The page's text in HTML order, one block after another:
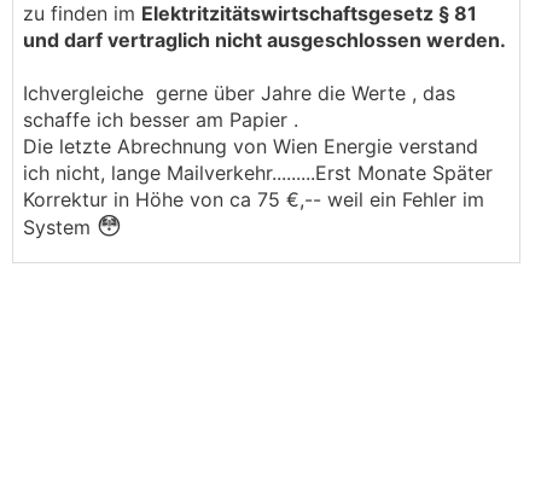
zu finden im Elektritzitätswirtschaftsgesetz § 81
und darf vertraglich nicht ausgeschlossen werden.
Ichvergleiche gerne über Jahre die Werte , das
schaffe ich besser am Papier .
Die letzte Abrechnung von Wien Energie verstand
ich nicht, lange Mailverkehr.........Erst Monate Später
Korrektur in Höhe von ca 75 €,-- weil ein Fehler im
System 😳